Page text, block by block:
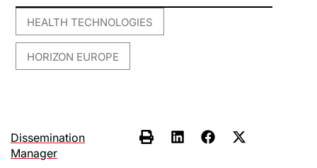
HEALTH TECHNOLOGIES
HORIZON EUROPE
Dissemination
Manager